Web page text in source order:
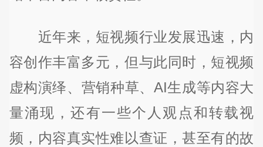
近年来，短视频行业发展迅速，内
容创作丰富多元，但与此同时，短视频
虚构演绎、营销种草、AI生成等内容大
量涌现，还有一些个人观点和转载视
频，内容真实性难以查证，甚至有的故